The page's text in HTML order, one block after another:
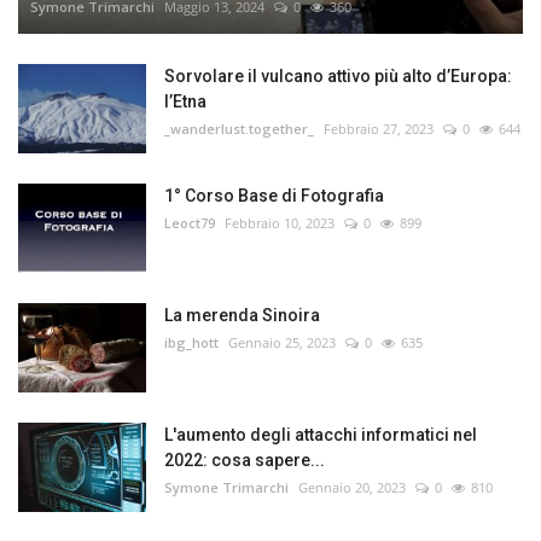
Symone Trimarchi Maggio 13, 2024 0 360
Sorvolare il vulcano attivo più alto d’Europa:
l’Etna
_wanderlust.together_ Febbraio 27, 2023 0 644
1° Corso Base di Fotografia
Leoct79 Febbraio 10, 2023 0 899
La merenda Sinoira
ibg_hott Gennaio 25, 2023 0 635
L'aumento degli attacchi informatici nel
2022: cosa sapere...
Symone Trimarchi Gennaio 20, 2023 0 810